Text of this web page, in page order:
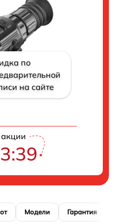
по
на сайте
Модели Гарантия